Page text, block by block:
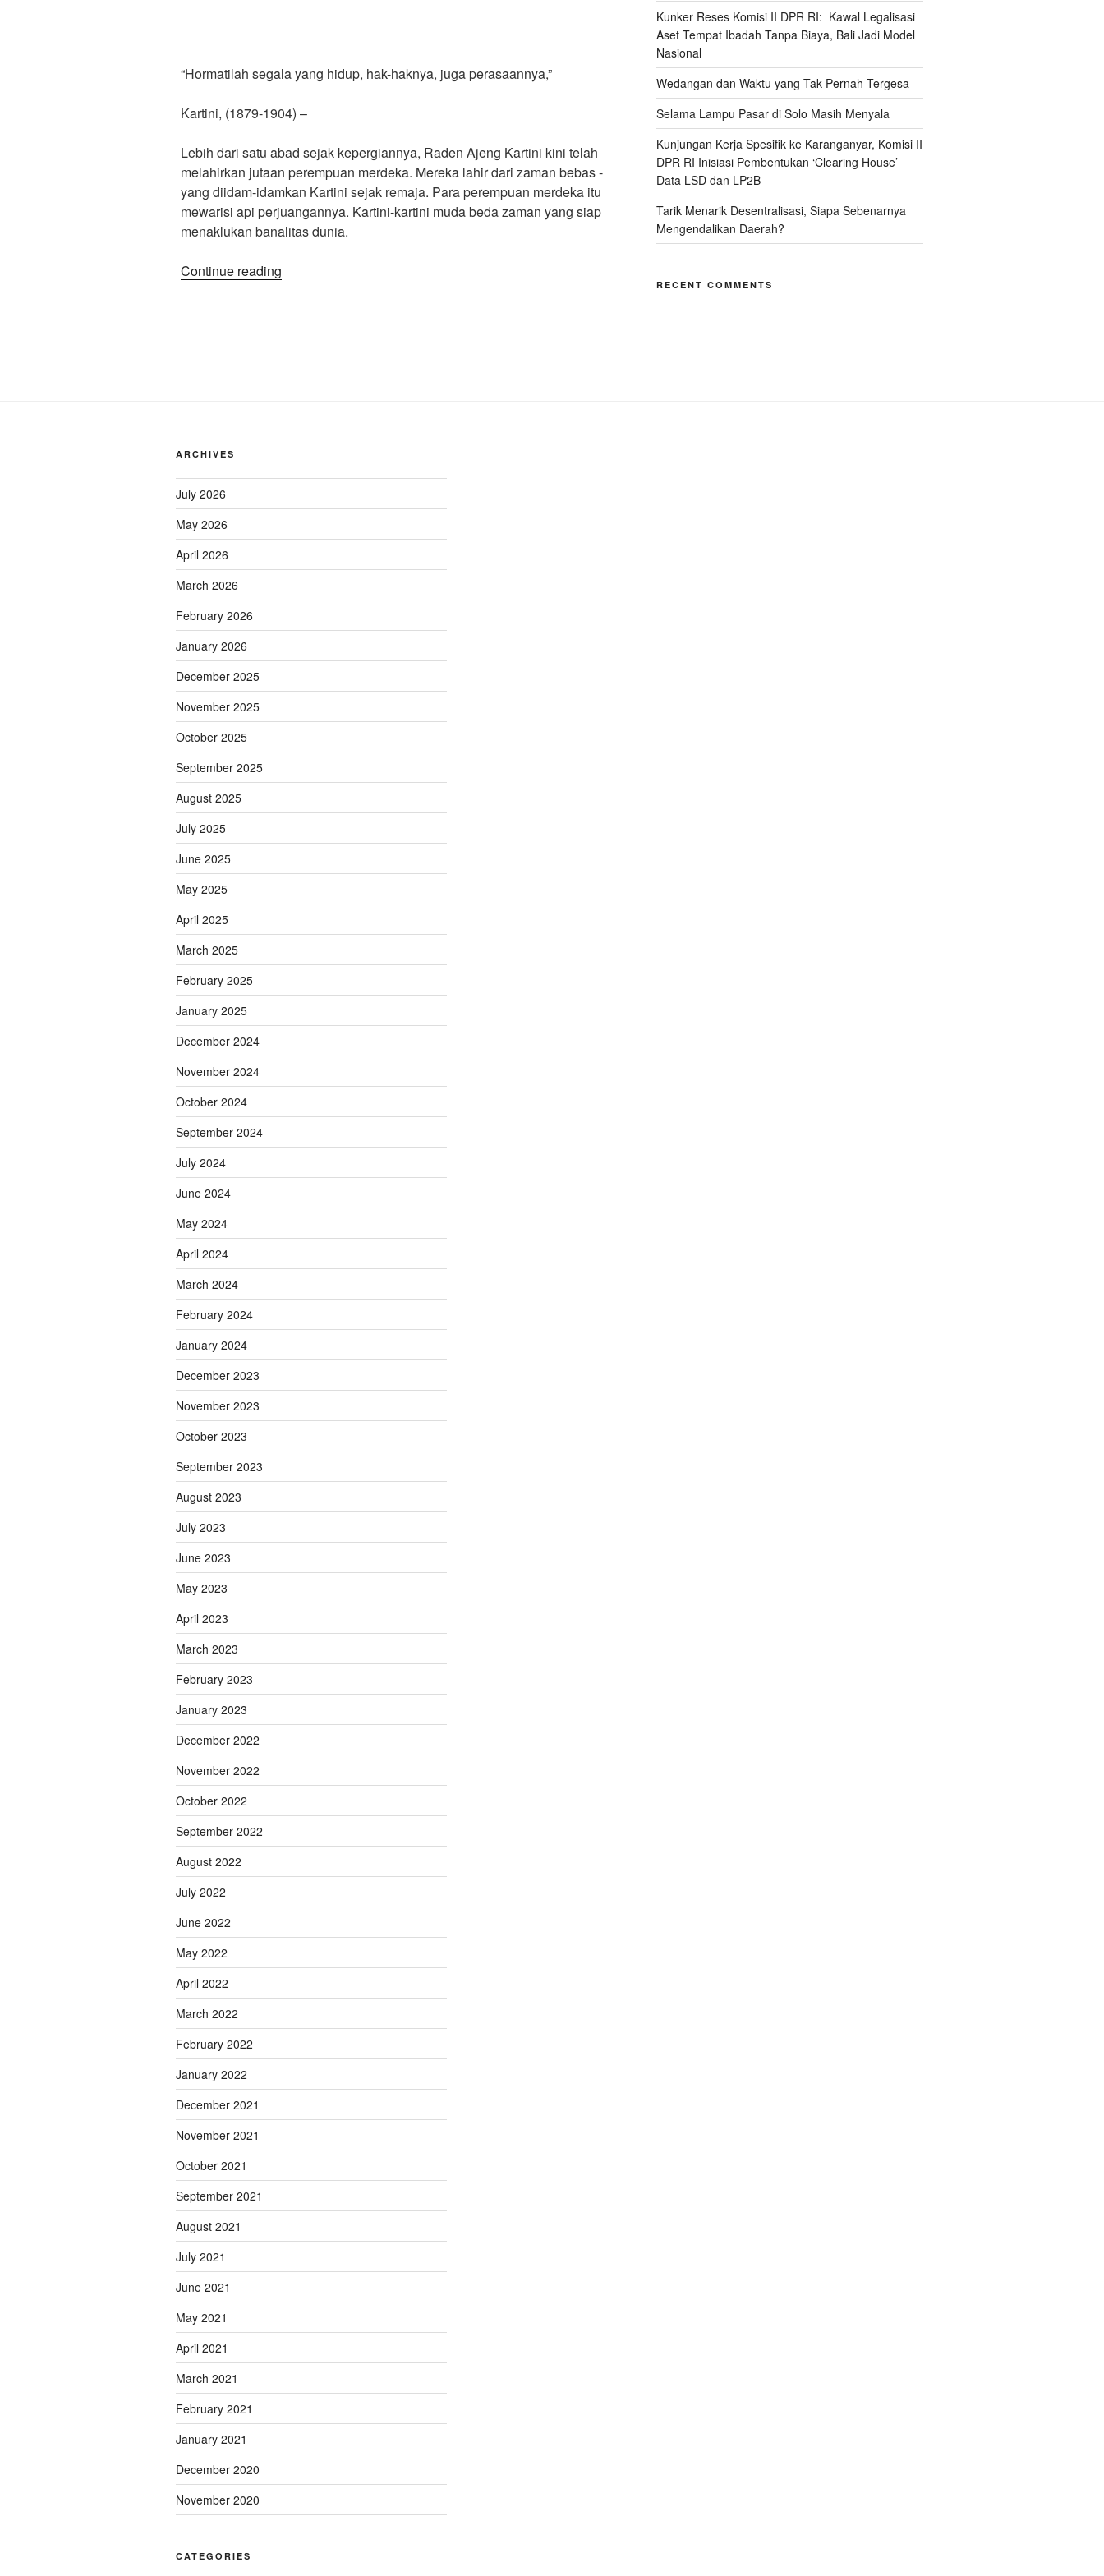
“Hormatilah segala yang hidup, hak-haknya, juga perasaannya,”
Kartini, (1879-1904) –
Lebih dari satu abad sejak kepergiannya, Raden Ajeng Kartini kini telah
melahirkan jutaan perempuan merdeka. Mereka lahir dari zaman bebas -
yang diidam-idamkan Kartini sejak remaja. Para perempuan merdeka itu
mewarisi api perjuangannya. Kartini-kartini muda beda zaman yang siap
menaklukan banalitas dunia.
Continue reading
Wattimena”
Kunker Reses Komisi II DPR RI: Kawal Legalisasi
Aset Tempat Ibadah Tanpa Biaya, Bali Jadi Model
Nasional
Wedangan dan Waktu yang Tak Pernah Tergesa
Selama Lampu Pasar di Solo Masih Menyala
Kunjungan Kerja Spesifik ke Karanganyar, Komisi II
DPR RI Inisiasi Pembentukan ‘Clearing House’
Data LSD dan LP2B
Tarik Menarik Desentralisasi, Siapa Sebenarnya
Mengendalikan Daerah?
RECENT COMMENTS
ARCHIVES
July 2026
May 2026
April 2026
March 2026
February 2026
January 2026
December 2025
November 2025
October 2025
September 2025
August 2025
July 2025
June 2025
May 2025
April 2025
March 2025
February 2025
January 2025
December 2024
November 2024
October 2024
September 2024
July 2024
June 2024
May 2024
April 2024
March 2024
February 2024
January 2024
December 2023
November 2023
October 2023
September 2023
August 2023
July 2023
June 2023
May 2023
April 2023
March 2023
February 2023
January 2023
December 2022
November 2022
October 2022
September 2022
August 2022
July 2022
June 2022
May 2022
April 2022
March 2022
February 2022
January 2022
December 2021
November 2021
October 2021
September 2021
August 2021
July 2021
June 2021
May 2021
April 2021
March 2021
February 2021
January 2021
December 2020
November 2020
CATEGORIES